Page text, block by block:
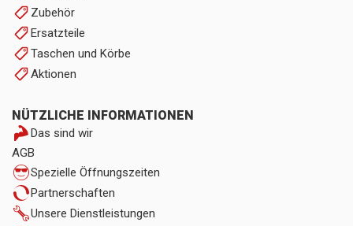
Zubehör
Ersatzteile
Taschen und Körbe
Aktionen
NÜTZLICHE INFORMATIONEN
Das sind wir
AGB
Spezielle Öffnungszeiten
Partnerschaften
Unsere Dienstleistungen